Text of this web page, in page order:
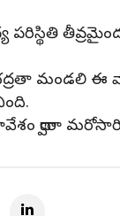
మండలి ఈ
ద్వారా మరోసారి